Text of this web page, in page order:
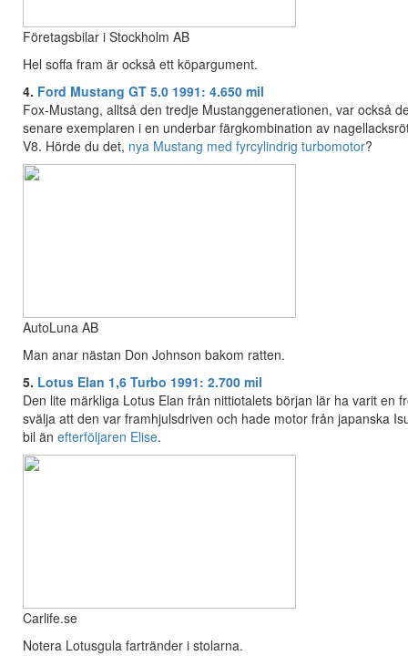
Företagsbilar i Stockholm AB
Hel soffa fram är också ett köpargument.
4. Ford Mustang GT 5.0 1991: 4.650 mil
Fox-Mustang, alltså den tredje Mustanggenerationen, var också
senare exemplaren i en underbar färgkombination av
V8. Hörde du det, nya Mustang med fyrcylindrig turbomotor?
AutoLuna AB
Man anar nästan Don Johnson bakom ratten.
5. Lotus Elan 1,6 Turbo 1991: 2.700 mil
Den lite märkliga Lotus Elan från nittiotalets början lär ha varit
svälja att den var framhjulsdriven och hade motor från japanska
bil än efterföljaren Elise.
Carlife.se
Notera Lotusgula fartränder i stolarna.